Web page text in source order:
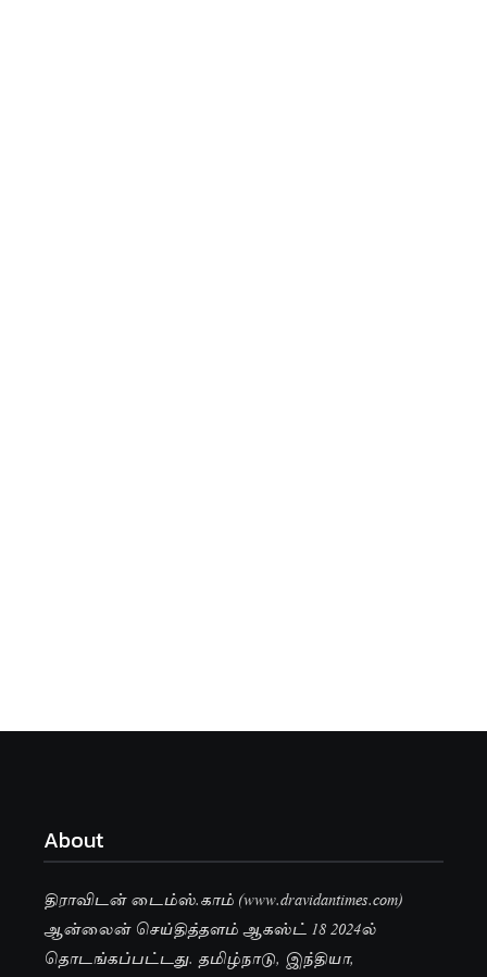
About
திராவிடன் டைம்ஸ்.காம் (www.dravidantimes.com)
ஆன்லைன் செய்தித்தளம் ஆகஸ்ட் 18 2024ல்
தொடங்கப்பட்டது. தமிழ்நாடு, இந்தியா,